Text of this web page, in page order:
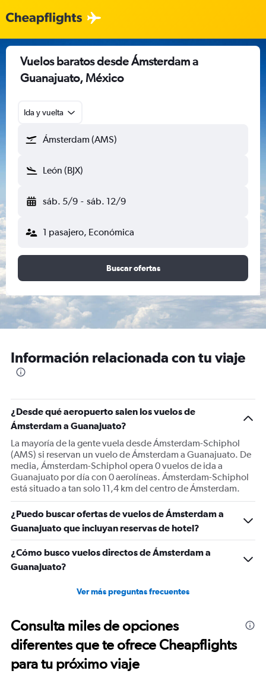
Vuelos baratos desde Ámsterdam a
Guanajuato, México
Ida y vuelta
Ámsterdam (AMS)
León (BJX)
sáb. 5/9 - sáb. 12/9
1 pasajero, Económica
Buscar ofertas
Información relacionada con tu viaje
¿Desde qué aeropuerto salen los vuelos de
Ámsterdam a Guanajuato?
La mayoría de la gente vuela desde Ámsterdam-Schiphol
(AMS) si reservan un vuelo de Ámsterdam a Guanajuato. De
media, Ámsterdam-Schiphol opera 0 vuelos de ida a
Guanajuato por día con 0 aerolíneas. Ámsterdam-Schiphol
está situado a tan solo 11,4 km del centro de Ámsterdam.
¿Puedo buscar ofertas de vuelos de Ámsterdam a
Guanajuato que incluyan reservas de hotel?
¿Cómo busco vuelos directos de Ámsterdam a
Guanajuato?
Ver más preguntas frecuentes
Consulta miles de opciones
diferentes que te ofrece Cheapflights
para tu próximo viaje